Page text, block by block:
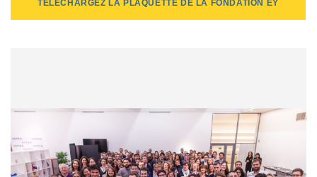
TÉLÉCHARGEZ LA PLAQUETTE DE LA FONDATION EY